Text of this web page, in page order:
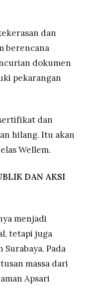
dan
berencana
dokumen
pekarangan
dan
hilang. Itu akan
Wellem.
DAN AKSI
menjadi
tetapi juga
Pada
massa dari
Apsari